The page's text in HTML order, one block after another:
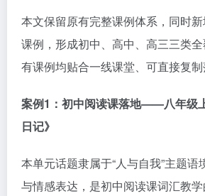
本文保留原有完整课例体系，同时
课例，形成初中、高中、高三三类
有课例均贴合一线课堂、可直接复制
案例1 ：初中阅读课落地——八年级
日记》
本单元话题隶属于“人与自我”主题语
与情感表达，是初中阅读课词汇教